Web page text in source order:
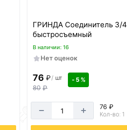
ГРИНДА Соединитель 3/4
быстросъемный
В наличии: 16
Нет оценок
76 ₽ / шт
80 ₽
- 5 %
76 ₽
Кол-во: 1